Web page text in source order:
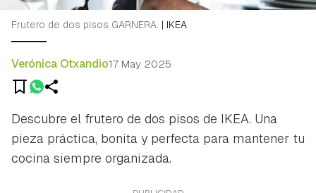
Frutero de dos pisos GARNERA. | IKEA
Verónica Otxandio17 May 2025
Descubre el frutero de dos pisos de IKEA. Una
pieza práctica, bonita y perfecta para mantener tu
cocina siempre organizada.